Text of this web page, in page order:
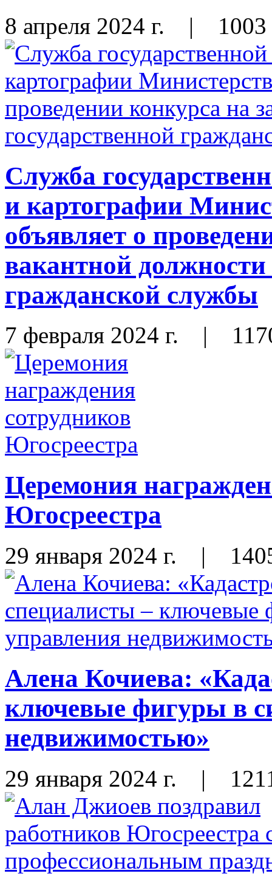
8 апреля 2024 г. | 1003
Служба
и картографии
объявляет о
вакантной должности
гражданской службы
7 февраля 2024 г. |
Церемония
Югосреестра
29 января 2024 г. |
Алена Кочиева:
ключевые фигуры в
недвижимостью»
29 января 2024 г. |